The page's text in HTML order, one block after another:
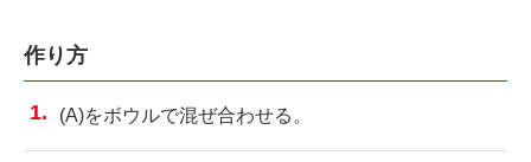
作り方
(A)をボウルで混ぜ合わせる。